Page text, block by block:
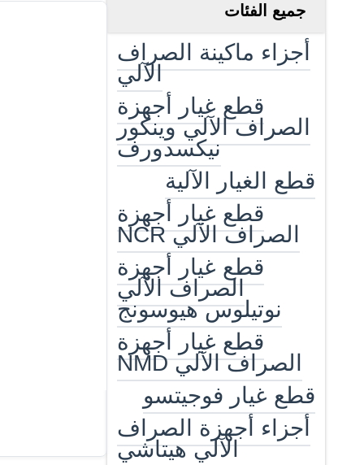
جميع الفئات
أجزاء ماكينة الصراف
الآلي
قطع غيار أجهزة
الصراف الآلي وينكور
نيكسدورف
قطع الغيار الآلية
قطع غيار أجهزة
الصراف الآلي NCR
قطع غيار أجهزة
الصراف الآلي
نوتيلوس هيوسونج
قطع غيار أجهزة
الصراف الآلي NMD
قطع غيار فوجيتسو
أجزاء أجهزة الصراف
الآلي هيتاشي